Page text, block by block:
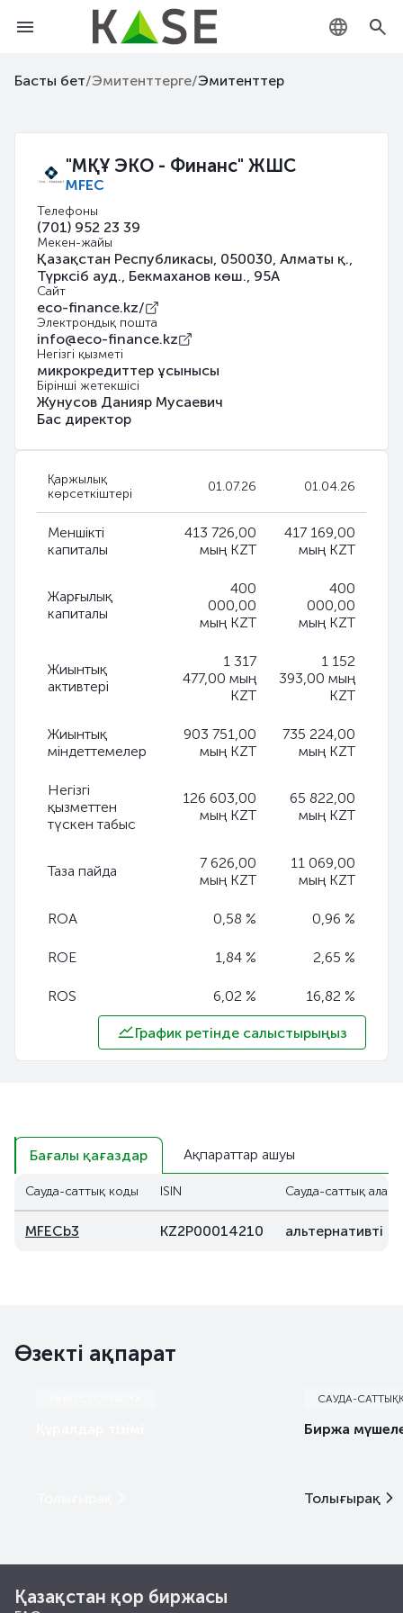
Басты бет/Эмитенттерге/Эмитенттер
"МҚҰ ЭКО - Финанс" ЖШС
MFEC
Телефоны
(701) 952 23 39
Мекен-жайы
Қазақстан Республикасы, 050030, Алматы қ.,
Түрксіб ауд., Бекмаханов көш., 95А
Сайт
eco-finance.kz/
Электрондық пошта
info@eco-finance.kz
Негізгі қызметі
микрокредиттер ұсынысы
Бірінші жетекшісі
Жунусов Данияр Мусаевич
Бас директор
Қаржылық
көрсеткіштері
01.07.26 01.04.26
Меншікті
капиталы
413 726,00
мың KZT
417 169,00
мың KZT
Жарғылық
капиталы
400
000,00
мың KZT
400
000,00
мың KZT
Жиынтық
активтері
1 317
477,00 мың
KZT
1 152
393,00 мың
KZT
Жиынтық
міндеттемелер
903 751,00
мың KZT
735 224,00
мың KZT
Негізгі
қызметтен
түскен табыс
126 603,00
мың KZT
65 822,00
мың KZT
Таза пайда
7 626,00
мың KZT
11 069,00
мың KZT
ROA 0,58 % 0,96 %
ROE 1,84 % 2,65 %
ROS 6,02 % 16,82 %
График ретінде салыстырыңыз
Бағалы қағаздар Ақпараттар ашуы
Сауда-саттық коды ISIN Сауда-саттық алаң
MFECb3 KZ2P00014210 альтернативті
Өзекті ақпарат
САУДА-
Биржа
Толығырақ
Қазақстан қор биржасы